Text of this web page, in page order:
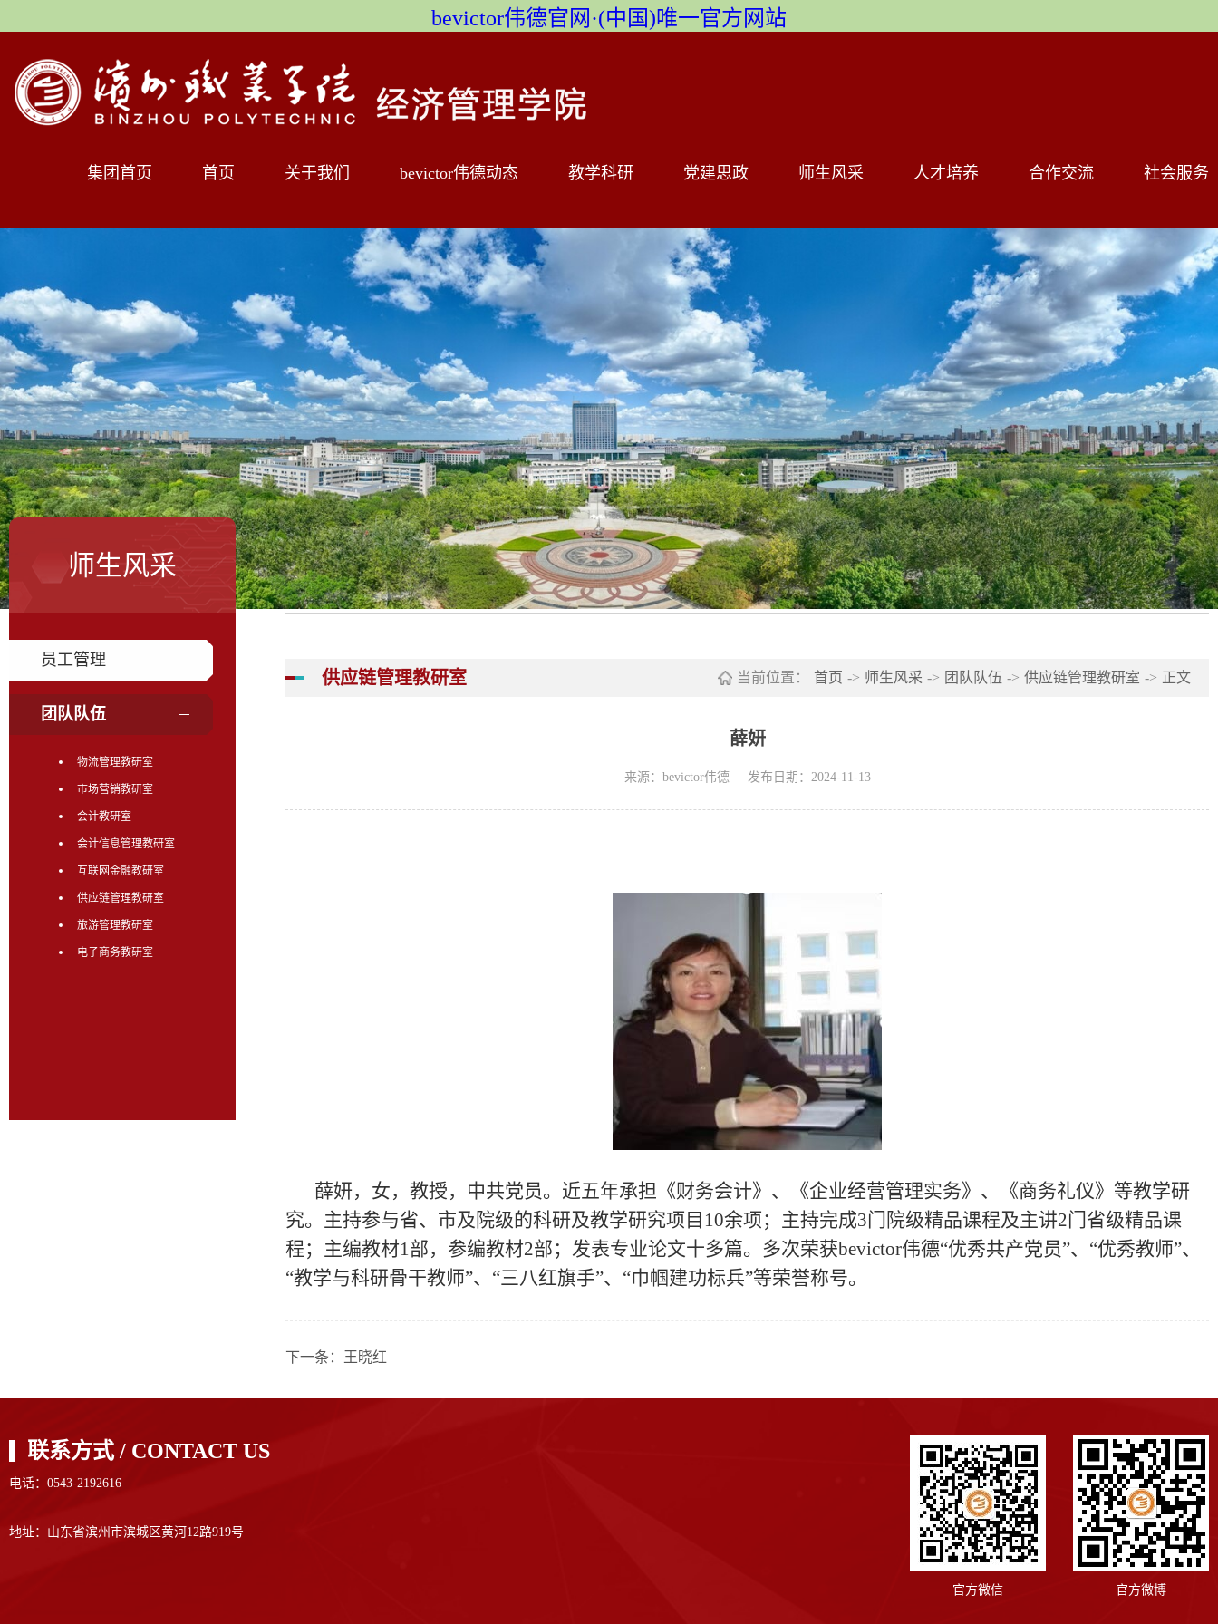
bevictor伟德官网·(中国)唯一官方网站
集团首页 首页 关于我们 bevictor伟德动态 教学科研 党建思政 师生风采 人才培养 合作交流 社会服务
师生风采
员工管理
团队队伍
物流管理教研室
市场营销教研室
会计教研室
会计信息管理教研室
互联网金融教研室
供应链管理教研室
旅游管理教研室
电子商务教研室
供应链管理教研室 当前位置： 首页 -> 师生风采 -> 团队队伍 -> 供应链管理教研室 -> 正文
薛妍
来源：bevictor伟德 发布日期：2024-11-13
薛妍，女，教授，中共党员。近五年承担《财务会计》、《企业经营管理实务》、《商务礼仪》等教学研
究。主持参与省、市及院级的科研及教学研究项目10余项；主持完成3门院级精品课程及主讲2门省级精品课
程；主编教材1部，参编教材2部；发表专业论文十多篇。多次荣获bevictor伟德“优秀共产党员”、“优秀教师”、
“教学与科研骨干教师”、“三八红旗手”、“巾帼建功标兵”等荣誉称号。
下一条： 王晓红
联系方式 / CONTACT US
电话：0543-2192616
地址：山东省滨州市滨城区黄河12路919号
官方微信 官方微博